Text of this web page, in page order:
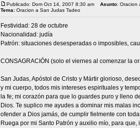
Publicado: Dom Oct 14, 2007 8:30 am Asunto: Oracion
Tema: Oracion a San Judas Tadeo
Festividad: 28 de octubre
Nacionalidad: judía
Patrón: situaciones desesperadas o imposibles,
CONSAGRACIÓN (solo el viernes al comenzar la
San Judas, Apóstol de Cristo y Mártir glorioso,
y mi cuerpo, todos mis intereses espirituales y
la fe; mi corazón para que lo guardes puro y lleno
Dios. Te suplico me ayudes a dominar mis malas
ofender a Dios jamás, de cumplir fielmente con
Ruega por mi Santo Patrón y auxilio mío, para